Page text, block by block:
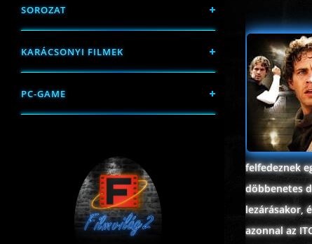
SOROZAT
KARÁCSONYI FILMEK
PC-GAME
felfedeznek
döbbenetes
lezárásakor,
azonnal az